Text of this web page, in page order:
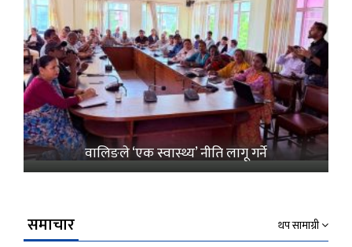
वालिङले ‘एक स्वास्थ्य’ नीति लागू गर्ने
समाचार थप सामाग्री